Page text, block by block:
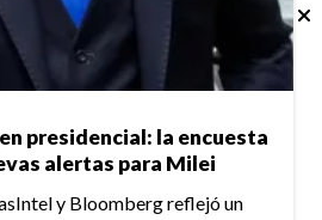
presidencial: la encuesta
alertas para Milei
y Bloomberg reflejó un